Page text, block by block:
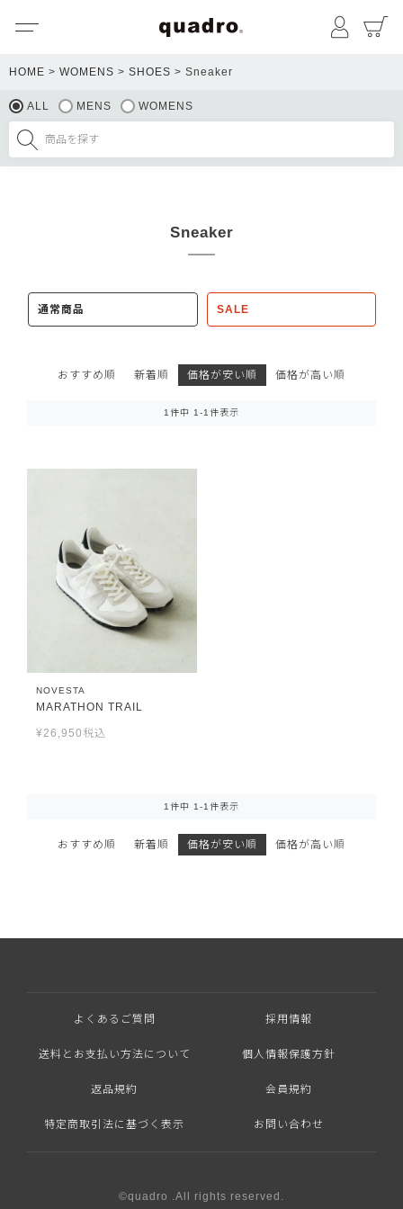
マイペ
HOME WOMENS SHOES Sneaker
ALL MENS WOMENS
Sneaker
通常商品 SALE
おすすめ順 新着順 価格が安い順 価格が高い順
1 件中 1 -1 件表示
NOVESTA
MARATHON TRAIL
¥26,950 税込
おすすめ順 新着順 価格が安い順 価格が高い順
1 件中 1 -1 件表示
よくあるご質問 採用情報
送料とお支払い方法について 個人情報保護方針
返品規約 会員規約
特定商取引法に基づく表示 お問い合わせ
©quadro .All rights reserved.